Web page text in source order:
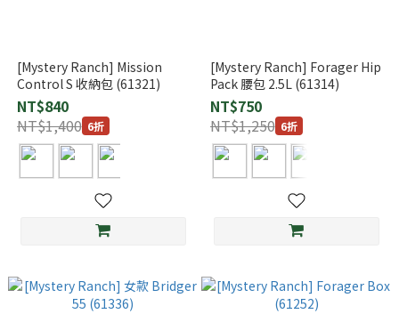
[Mystery Ranch] Mission
Control S 收納包 (61321)
NT$840
NT$1,400 6折
[Mystery Ranch] Forager Hip
Pack 腰包 2.5L (61314)
NT$750
NT$1,250 6折